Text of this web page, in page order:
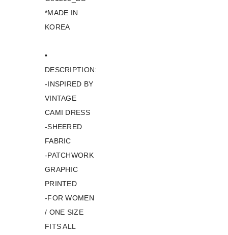
*MADE IN
KOREA
•
DESCRIPTION:
-INSPIRED BY
VINTAGE
CAMI DRESS
-SHEERED
FABRIC
-PATCHWORK
GRAPHIC
PRINTED
-FOR WOMEN
/ ONE SIZE
FITS ALL